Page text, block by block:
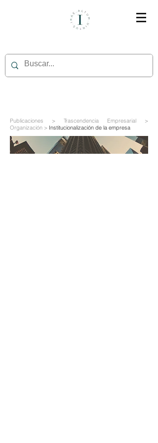
Publicaciones > Trascendencia Empresarial >
Organización > Institucionalización de la empresa